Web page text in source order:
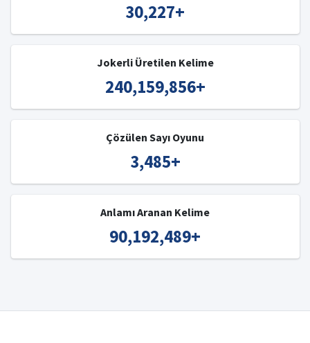
30,227+
Jokerli Üretilen Kelime
240,159,856+
Çözülen Sayı Oyunu
3,485+
Anlamı Aranan Kelime
90,192,489+